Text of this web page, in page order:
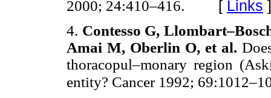
2000; 24:410–416. [ Links ]
4. Contesso G,
Amai M, Oberlin O, et al.
thoracopul–monary region
entity? Cancer 1992;